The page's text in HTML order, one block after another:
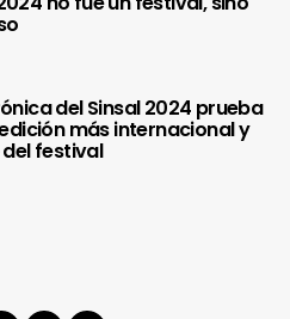
del Sinsal 2024 prueba
más internacional y
festival